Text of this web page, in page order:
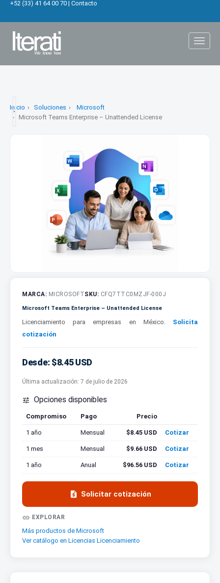
+52 (33) 41 64 00 70 | Contacto
Inicio Soluciones
Microsoft
Microsoft Teams Enterprise – Unattended License
MARCA: MICROSOFTSKU: CFQ7TTC0MZJF-000J
Microsoft Teams Enterprise – Unattended License
Licenciamiento para empresas en México. Solicita
cotización
Desde: $8.45 USD
Última actualización: 7 de julio de 2026
 Opciones disponibles
Compromiso Pago Precio
1 año
Mensual $8.45 USD Cotizar
1 mes Mensual $9.66 USD Cotizar
1 año Anual $96.56 USD Cotizar
 Solicitar cotización
 EXPLORAR
Más productos de Microsoft
Ver catálogo en Licencias Licenciamiento